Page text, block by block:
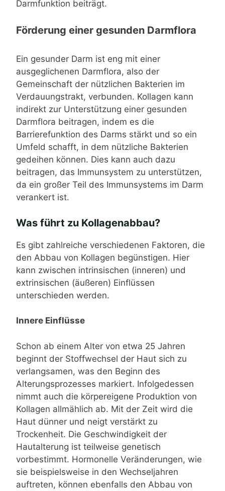
Darmfunktion beiträgt.
Förderung einer gesunden Darmflora
Ein gesunder Darm ist eng mit einer
ausgeglichenen Darmflora, also der
Gemeinschaft der nützlichen Bakterien im
Verdauungstrakt, verbunden. Kollagen kann
indirekt zur Unterstützung einer gesunden
Darmflora beitragen, indem es die
Barrierefunktion des Darms stärkt und so ein
Umfeld schafft, in dem nützliche Bakterien
gedeihen können. Dies kann auch dazu
beitragen, das Immunsystem zu unterstützen,
da ein großer Teil des Immunsystems im Darm
verankert ist.
Was führt zu Kollagenabbau?
Es gibt zahlreiche verschiedenen Faktoren, die
den Abbau von Kollagen begünstigen. Hier
kann zwischen intrinsischen (inneren) und
extrinsischen (äußeren) Einflüssen
unterschieden werden.
Innere Einflüsse
Schon ab einem Alter von etwa 25 Jahren
beginnt der Stoffwechsel der Haut sich zu
verlangsamen, was den Beginn des
Alterungsprozesses markiert. Infolgedessen
nimmt auch die körpereigene Produktion von
Kollagen allmählich ab. Mit der Zeit wird die
Haut dünner und neigt verstärkt zu
Trockenheit. Die Geschwindigkeit der
Hautalterung ist teilweise genetisch
vorbestimmt. Hormonelle Veränderungen, wie
sie beispielsweise in den Wechseljahren
auftreten, können ebenfalls den Abbau von